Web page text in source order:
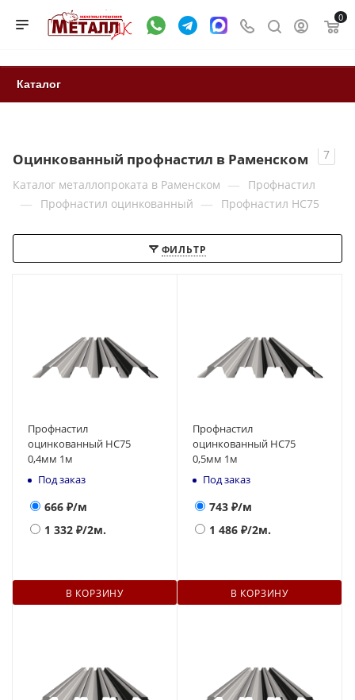
0
Каталог
Оцинкованный профнастил в Раменском
7
Каталог металлопроката в Раменском — Профнастил
— Профнастил оцинкованный — Профнастил НС75
ФИЛЬТР
Профнастил
оцинкованный НС75
0,4мм 1м
Под заказ
666 ₽/м
1 332 ₽/2м.
В КОРЗИНУ
Профнастил
оцинкованный НС75
0,5мм 1м
Под заказ
743 ₽/м
1 486 ₽/2м.
В КОРЗИНУ